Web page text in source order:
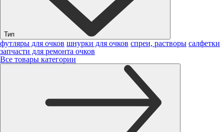
Тип
футляры для очков шнурки для очков спреи, растворы салфетки
запчасти для ремонта очков
Все товары категории